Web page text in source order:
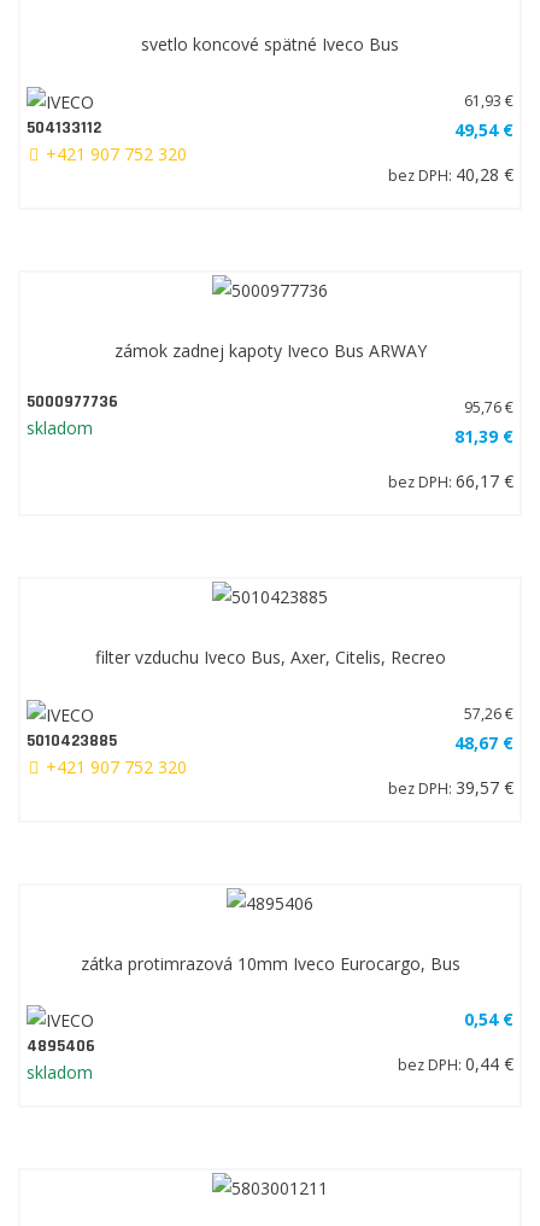
svetlo koncové spätné Iveco Bus
504133112
+421 907 752 320
61,93 €
49,54 €
bez DPH: 40,28 €
zámok zadnej kapoty Iveco Bus ARWAY
5000977736
skladom
95,76 €
81,39 €
bez DPH: 66,17 €
filter vzduchu Iveco Bus, Axer, Citelis, Recreo
5010423885
+421 907 752 320
57,26 €
48,67 €
bez DPH: 39,57 €
zátka protimrazová 10mm Iveco Eurocargo, Bus
4895406
skladom
0,54 €
bez DPH: 0,44 €